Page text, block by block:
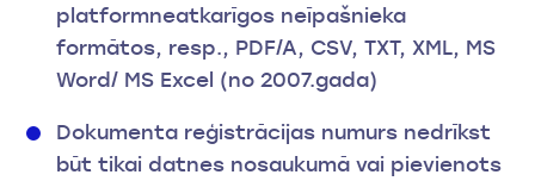
platformneatkarīgos neīpašnieka
formātos, resp., PDF/A, CSV, TXT, XML, MS
Word/ MS Excel (no 2007.gada)
Dokumenta reģistrācijas numurs nedrīkst
būt tikai datnes nosaukumā vai pievienots